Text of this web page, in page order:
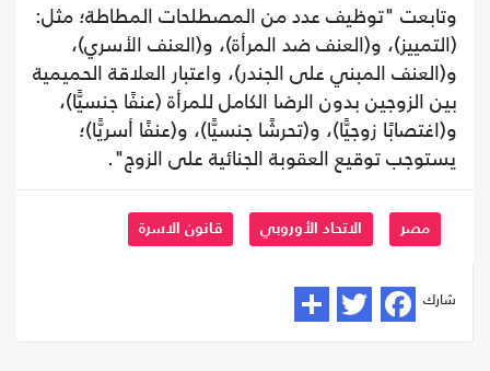
وتابعت "توظيف عدد من المصطلحات المطاطة؛ مثل:
(التمييز)، و(العنف ضد المرأة)، و(العنف الأسري)،
و(العنف المبني على الجندر)، واعتبار العلاقة الحميمية
بين الزوجين بدون الرضا الكامل للمرأة (عنفًا جنسيًّا)،
و(اغتصابًا زوجيًّا)، و(تحرشًا جنسيًّا)، و(عنفًا أسريًّا)؛
يستوجب توقيع العقوبة الجنائية على الزوج".
مصر الاتحاد الأوروبي قانون الاسرة
شارك